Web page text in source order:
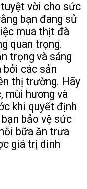
vời cho sức
bạn đang sử
mua thịt đà
quan trọng.
trọng và sáng
bởi các sản
thị trường. Hãy
mùi hương và
khi quyết định
bảo vệ sức
bữa ăn trưa
giá trị dinh